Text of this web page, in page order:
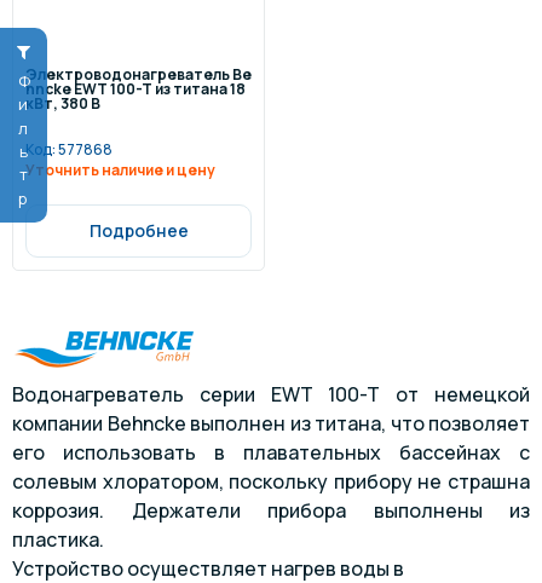
ФильтрЭлектроводонагреватель Be
hncke EWT 100-T из титана 18
кВт, 380 В
Код:577868
Уточнить наличие и цену
Подробнее
Водонагреватель серии EWT 100-T от немецкой
компании Behncke выполнен из титана, что позволяет
его использовать в плавательных бассейнах с
солевым хлоратором, поскольку прибору не страшна
коррозия. Держатели прибора выполнены из
пластика.
Устройство осуществляет нагрев воды в